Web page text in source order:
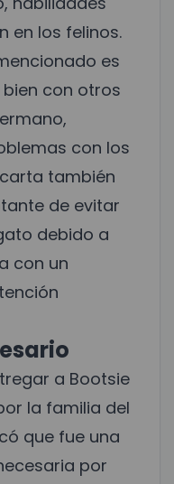
en los felinos.
es
con otros
con los
también
de evitar
debido a
con un
a Bootsie
la familia del
que fue una
por